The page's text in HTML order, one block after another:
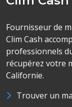
Fournisseur de
Clim Cash
professionnels
récupérez votre
Californie.
Trouver un